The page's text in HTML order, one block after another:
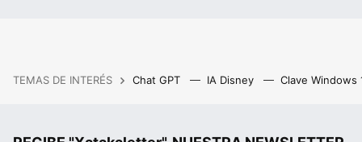
TEMAS DE INTERÉS Chat GPT IA Disney Clave Windows